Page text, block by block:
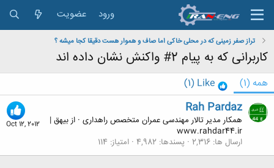
ورود عضویت
تراز صفر زمینی که در محلی خاکی اما صاف و هموار هست دقیقا کجا میشه ؟
کاربرانی که به پیام 2# واکنش نشان داده اند
همه (1)
Like
(1)
Oct 12, 2012
Rah Pardaz
همکار مدیر تالار مهندسی عمران متخصص راهداری · ازبیهق |
www.rahdar44.ir
ارسال ها 2,316 پسندها 4,982 امتیاز 114